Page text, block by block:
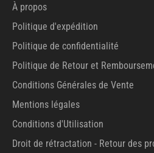
À propos
Politique d'expédition
Politique de confidentialité
Politique de Retour et
Conditions Générales de Vente
Mentions légales
Conditions d'Utilisation
Droit de rétractation - Retour des